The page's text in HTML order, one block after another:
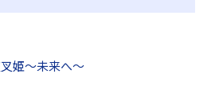
姫～未来へ～